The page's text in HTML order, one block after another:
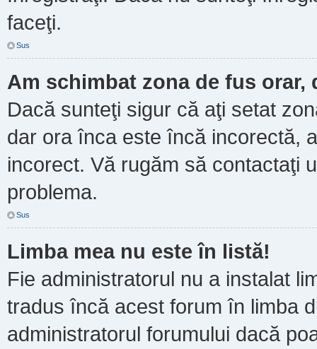
faceţi.
Sus
Am schimbat zona de fus orar,
Dacă sunteţi sigur că aţi setat
dar ora înca este încă incorectă,
incorect. Vă rugăm să contactaţi
problema.
Sus
Limba mea nu este în listă!
Fie administratorul nu a instalat
tradus încă acest forum în limba
administratorul forumului dacă